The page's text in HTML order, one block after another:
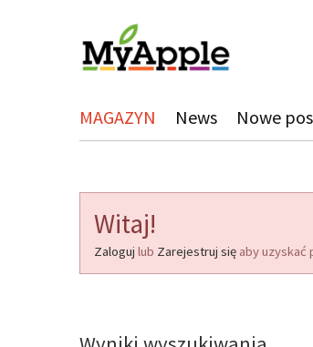
MAGAZYN News Nowe
Witaj!
Zaloguj lub Zarejestruj się aby uzyskać